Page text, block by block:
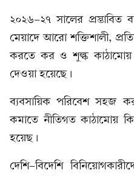
২০২৬-২৭ সালের প্রস্তাবিত
মেয়াদে আরো শক্তিশালী,
করতে কর ও শুল্ক কাঠামোয়
দেওয়া হয়েছে।
ব্যবসায়িক পরিবেশ সহজ
কমাতে নীতিগত কাঠামোয়
হয়েছ।
দেশি-বিদেশি